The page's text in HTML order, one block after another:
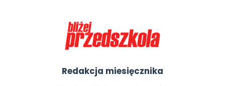
Redakcja miesięcznika